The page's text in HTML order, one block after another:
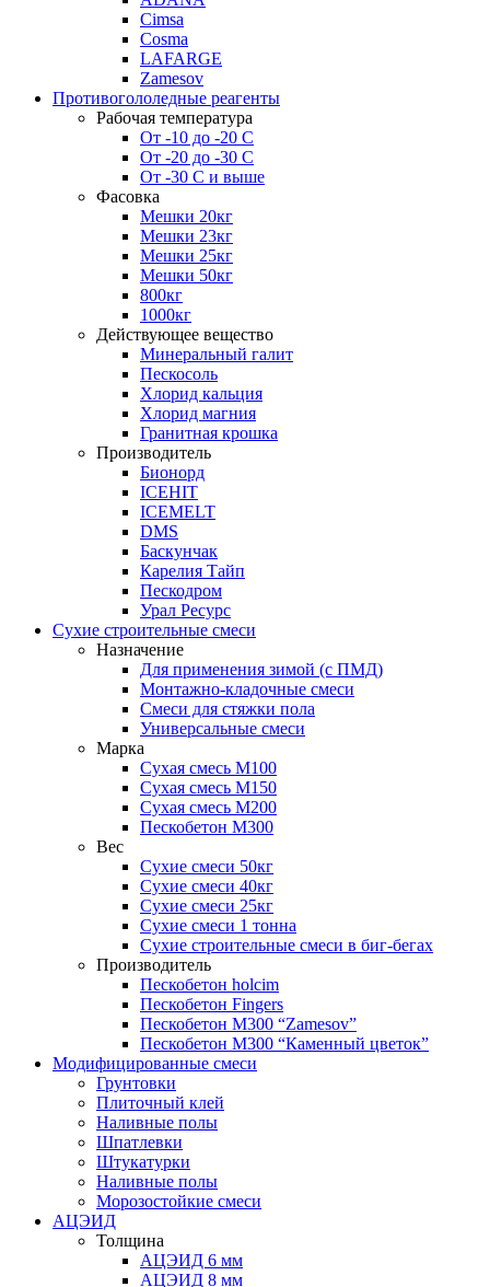
Cimsa
Cosma
LAFARGE
Zamesov
Противогололедные реагенты
Рабочая температура
От -10 до -20 С
От -20 до -30 С
От -30 С и выше
Фасовка
Мешки 20кг
Мешки 23кг
Мешки 25кг
Мешки 50кг
800кг
1000кг
Действующее вещество
Минеральный галит
Пескосоль
Хлорид кальция
Хлорид магния
Гранитная крошка
Производитель
Бионорд
ICEHIT
ICEMELT
DMS
Баскунчак
Карелия Тайп
Пескодром
Урал Ресурс
Сухие строительные смеси
Назначение
Для применения зимой (с ПМД)
Монтажно-кладочные смеси
Смеси для стяжки пола
Универсальные смеси
Марка
Сухая смесь М100
Сухая смесь М150
Сухая смесь М200
Пескобетон М300
Вес
Сухие смеси 50кг
Сухие смеси 40кг
Сухие смеси 25кг
Сухие смеси 1 тонна
Сухие строительные смеси в биг-бегах
Производитель
Пескобетон holcim
Пескобетон Fingers
Пескобетон М300 “Zamesov”
Пескобетон М300 “Каменный цветок”
Модифицированные смеси
Грунтовки
Плиточный клей
Наливные полы
Шпатлевки
Штукатурки
Наливные полы
Морозостойкие смеси
АЦЭИД
Толщина
АЦЭИД 6 мм
АЦЭИД 8 мм